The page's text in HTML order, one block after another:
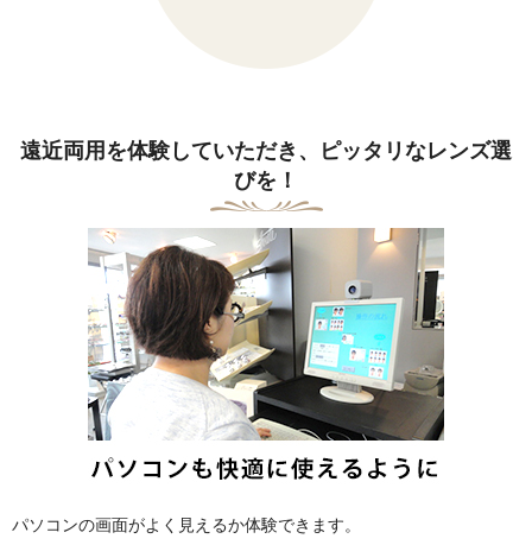
遠近両用を体験していただき、ピッタリなレンズ選
びを！
パソコンの画面がよく見えるか体験できます。